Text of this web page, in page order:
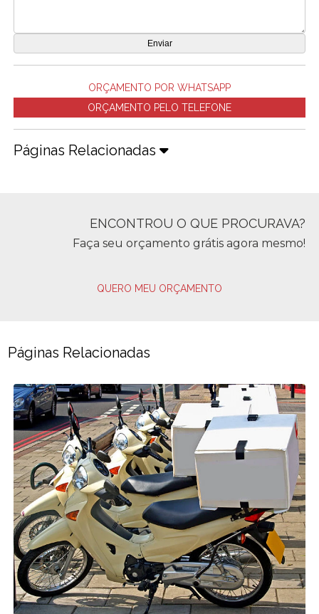
ORÇAMENTO POR WHATSAPP
ORÇAMENTO PELO TELEFONE
Páginas Relacionadas
ENCONTROU O QUE PROCURAVA?
Faça seu orçamento grátis agora mesmo!
QUERO MEU ORÇAMENTO
Páginas Relacionadas